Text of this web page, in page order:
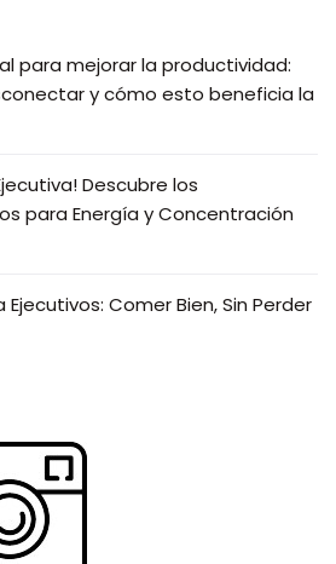
para mejorar la productividad:
y cómo esto beneficia la
Descubre los
para Energía y Concentración
Comer Bien, Sin Perder